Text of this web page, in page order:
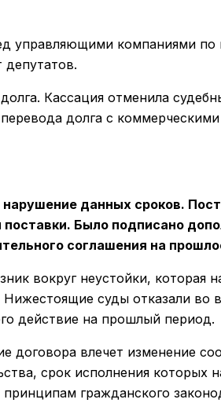
управляющими компаниями
депутатов.
Кассация отменила
долга с
данных сроков.
Было подписано
соглашения на
вокруг неустойки, которая
суды отказали во
действие на прошлый период.
договора влечет изменение
срок исполнения которых
гражданского